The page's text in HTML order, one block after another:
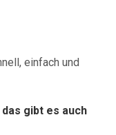
einfach und
gibt es auch